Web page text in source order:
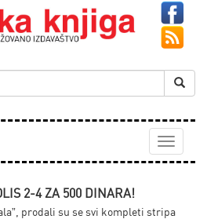
Toggle
2-4 ZA 500 DINARA!
prodali su se svi kompleti stripa